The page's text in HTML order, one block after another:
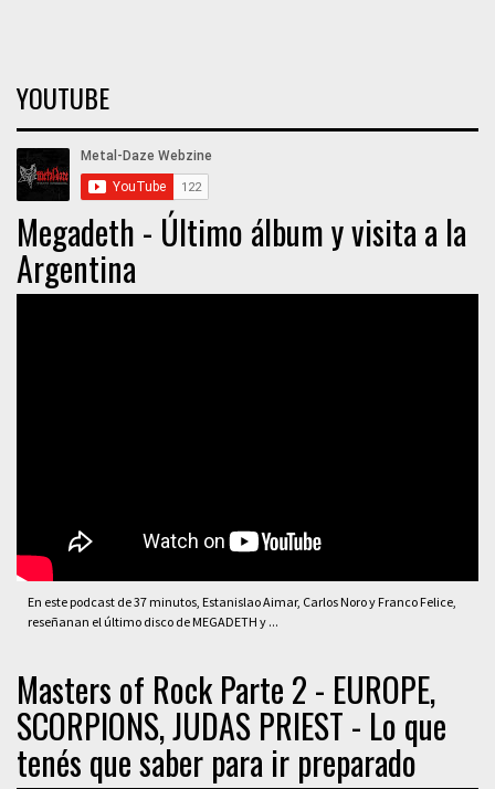
YOUTUBE
Megadeth - Último álbum y visita a la
Argentina
En este podcast de 37 minutos, Estanislao Aimar, Carlos Noro y Franco Felice,
reseñanan el último disco de MEGADETH y ...
Masters of Rock Parte 2 - EUROPE,
SCORPIONS, JUDAS PRIEST - Lo que
tenés que saber para ir preparado